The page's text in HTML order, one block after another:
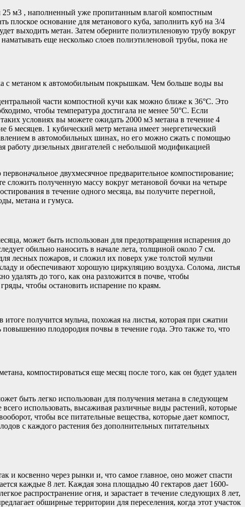
25 м3 , наполненный уже пропитанным влагой компостным
плоское основание для метанового куба, заполнить куб на 3/4
выходить метан. Затем оберните полиэтиленовую трубу вокруг
еще несколько слоев полиэтиленовой трубы, пока не
с метаном к автомобильным покрышкам. Чем больше воды вы
части компостной кучи как можно ближе к 36°C. Это
чтобы температура достигала не менее 50°C. Если
условиях вы можете ожидать 2000 м3 метана в течение 4
месяцев. 1 кубический метр метана имеет энергетический
в автомобильных шинах, но его можно сжать с помощью
работу дизельных двигателей с небольшой модификацией
двухмесячное предварительное компостирование;
сложить полученную массу вокруг метановой бочки на четыре
в течение одного месяца, вы получите перегной,
метана и гумуса.
может быть использован для предотвращения испарения до
обильно наносить в начале лета, толщиной около 7 см.
лесных пожаров, и сложил их поверх уже толстой мульчи
и обеспечивают хорошую циркуляцию воздуха. Солома, листья
удалять до того, как она разложится в почве, чтобы
чтобы остановить испарение по краям.
получится мульча, похожая на листья, которая при сжатии
повышению плодородия почвы в течение года. Это также то, что
компостироваться еще месяц после того, как он будет удален
быть легко использован для получения метана в следующем
использовать, высаживая различные виды растений, которые
чтобы все питательные вещества, которые дает компост,
с каждого растения без дополнительных питательных
и косвенно через рынки и, что самое главное, оно может спасти
каждые 8 лет. Каждая зона площадью 40 гектаров дает 1600-
распространение огня, и зарастает в течение следующих 8 лет,
обширные территории для переселения, когда этот участок